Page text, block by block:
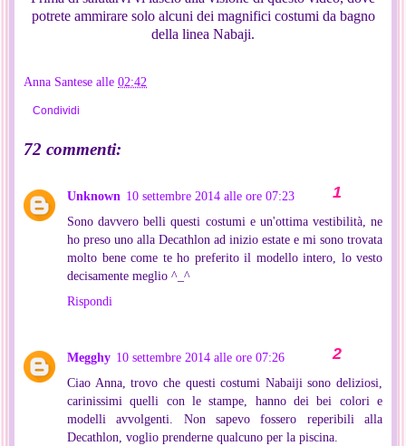
potrete ammirare solo alcuni dei magnifici costumi da bagno
della linea Nabaji.
Anna Santese alle 02:42
Condividi
72 commenti:
Unknown 10 settembre 2014 alle ore 07:23
Sono davvero belli questi costumi e un'ottima vestibilità, ne
ho preso uno alla Decathlon ad inizio estate e mi sono trovata
molto bene come te ho preferito il modello intero, lo vesto
decisamente meglio ^_^
Rispondi
Megghy 10 settembre 2014 alle ore 07:26
Ciao Anna, trovo che questi costumi Nabaiji sono deliziosi,
carinissimi quelli con le stampe, hanno dei bei colori e
modelli avvolgenti. Non sapevo fossero reperibili alla
Decathlon, voglio prenderne qualcuno per la piscina.